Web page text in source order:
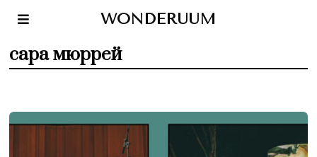
WONDERUUM
сара мюррей